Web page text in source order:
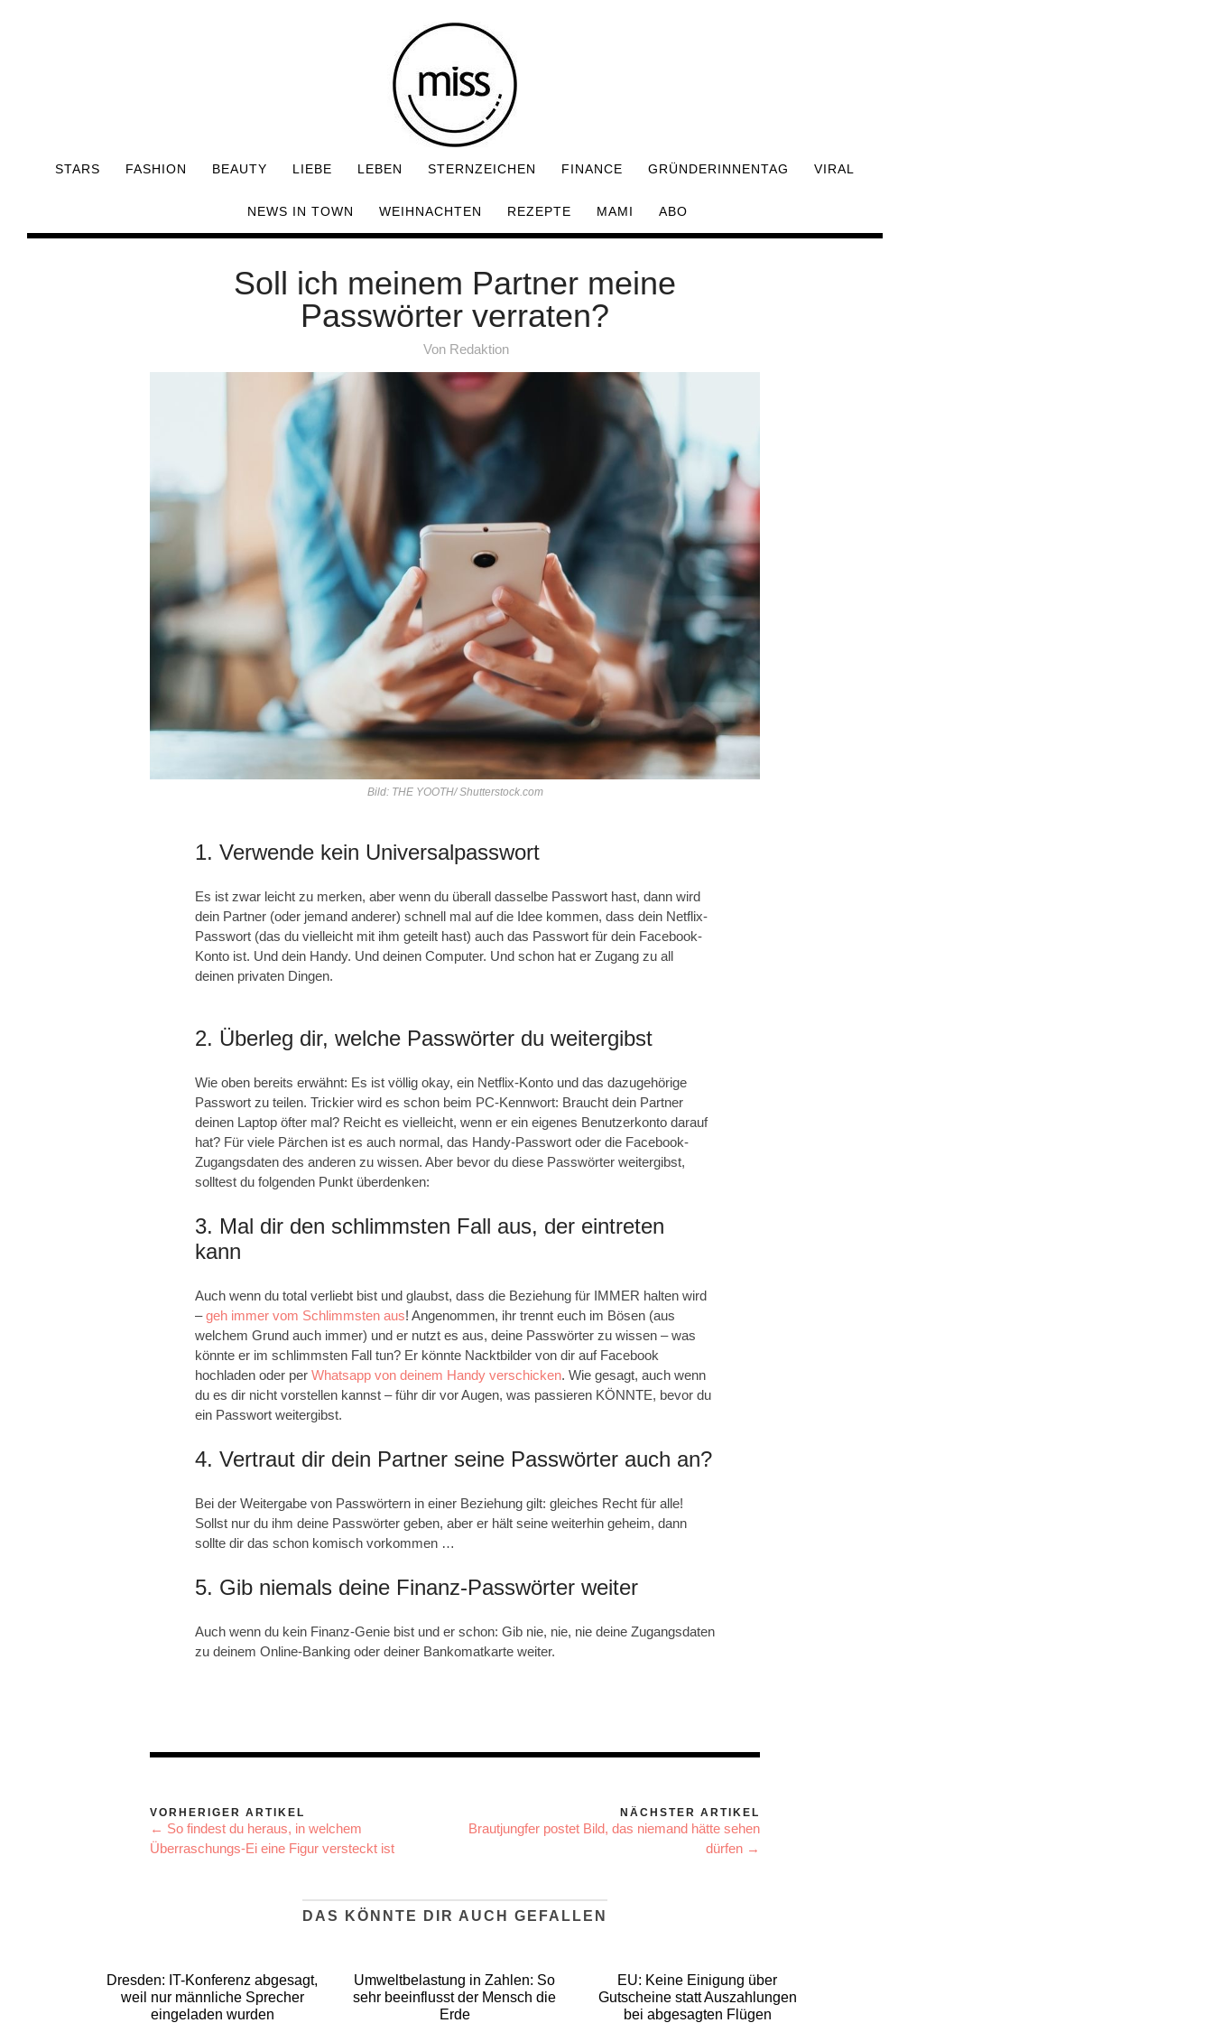
STARS FASHION BEAUTY LIEBE LEBEN STERNZEICHEN FINANCE GRÜNDERINNENTAG VIRAL
NEWS IN TOWN WEIHNACHTEN REZEPTE MAMI ABO
Soll ich meinem Partner meine
Passwörter verraten?
Von Redaktion
Bild: THE YOOTH/ Shutterstock.com
1. Verwende kein Universalpasswort
Es ist zwar leicht zu merken, aber wenn du überall dasselbe Passwort hast, dann wird
dein Partner (oder jemand anderer) schnell mal auf die Idee kommen, dass dein Netflix-
Passwort (das du vielleicht mit ihm geteilt hast) auch das Passwort für dein Facebook-
Konto ist. Und dein Handy. Und deinen Computer. Und schon hat er Zugang zu all
deinen privaten Dingen.
2. Überleg dir, welche Passwörter du weitergibst
Wie oben bereits erwähnt: Es ist völlig okay, ein Netflix-Konto und das dazugehörige
Passwort zu teilen. Trickier wird es schon beim PC-Kennwort: Braucht dein Partner
deinen Laptop öfter mal? Reicht es vielleicht, wenn er ein eigenes Benutzerkonto darauf
hat? Für viele Pärchen ist es auch normal, das Handy-Passwort oder die Facebook-
Zugangsdaten des anderen zu wissen. Aber bevor du diese Passwörter weitergibst,
solltest du folgenden Punkt überdenken:
3. Mal dir den schlimmsten Fall aus, der eintreten
kann
Auch wenn du total verliebt bist und glaubst, dass die Beziehung für IMMER halten wird
–geh immer vom Schlimmsten aus! Angenommen, ihr trennt euch im Bösen (aus
welchem Grund auch immer) und er nutzt es aus, deine Passwörter zu wissen – was
könnte er im schlimmsten Fall tun? Er könnte Nacktbilder von dir auf Facebook
hochladen oder per Whatsapp von deinem Handy verschicken. Wie gesagt, auch wenn
du es dir nicht vorstellen kannst – führ dir vor Augen, was passieren KÖNNTE, bevor du
ein Passwort weitergibst.
4. Vertraut dir dein Partner seine Passwörter auch an?
Bei der Weitergabe von Passwörtern in einer Beziehung gilt: gleiches Recht für alle!
Sollst nur du ihm deine Passwörter geben, aber er hält seine weiterhin geheim, dann
sollte dir das schon komisch vorkommen …
5. Gib niemals deine Finanz-Passwörter weiter
Auch wenn du kein Finanz-Genie bist und er schon: Gib nie, nie, nie deine Zugangsdaten
zu deinem Online-Banking oder deiner Bankomatkarte weiter.
VORHERIGER ARTIKEL
← So findest du heraus, in welchem
Überraschungs-Ei eine Figur versteckt ist
NÄCHSTER ARTIKEL
Brautjungfer postet Bild, das niemand hätte sehen
dürfen →
DAS KÖNNTE DIR AUCH GEFALLEN
Dresden: IT-Konferenz abgesagt,
weil nur männliche Sprecher
eingeladen wurden
Umweltbelastung in Zahlen: So
sehr beeinflusst der Mensch die
Erde
EU: Keine Einigung über
Gutscheine statt Auszahlungen
bei abgesagten Flügen